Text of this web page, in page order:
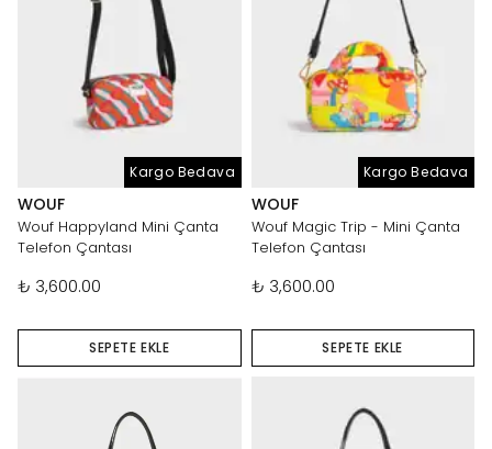
Kargo Bedava
WOUF
Wouf Happyland Mini Çanta
Telefon Çantası
₺ 3,600.00
SEPETE EKLE
Kargo Bedava
WOUF
Wouf Magic Trip - Mini Çanta
Telefon Çantası
₺ 3,600.00
SEPETE EKLE